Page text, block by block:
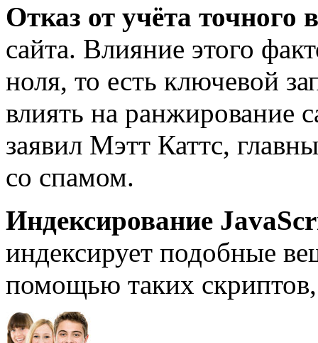
Отказ от учёта точного
сайта. Влияние этого
ноля, то есть ключевой
влиять на ранжирование
заявил Мэтт Каттс,
со спамом.
Индексирование
индексирует подобные
помощью таких